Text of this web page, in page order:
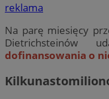
reklama
Na parę miesięcy
Dietrichsteinów
dofinansowania o